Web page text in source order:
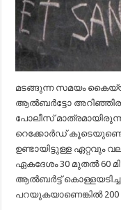
മടങ്ങുന്ന സമയം
ആല്‍ബര്‍ട്ടോ
പോലീസ്
റെക്കോര്‍ഡ്
ഉണ്ടായിട്ടുള്ള ഏറ്റവും
ഏകദേശം 30 മുതല്‍ 60
ആല്‍ബര്‍ട്ട്
പറയുകയാണെങ്കില്‍